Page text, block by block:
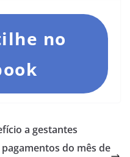
no
a gestantes
do mês de